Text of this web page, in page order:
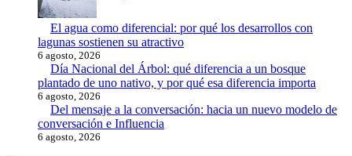
El agua como diferencial: por qué los desarrollos con
lagunas sostienen su atractivo
6 agosto, 2026
Día Nacional del Árbol: qué diferencia a un bosque
plantado de uno nativo, y por qué esa diferencia importa
6 agosto, 2026
Del mensaje a la conversación: hacia un nuevo modelo de
conversación e Influencia
6 agosto, 2026